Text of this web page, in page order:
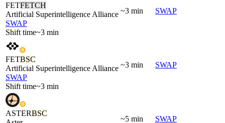
FETFETCH
Artificial Superintelligence Alliance
SWAP
Shift time~3 min
~3 min SWAP
FETBSC
Artificial Superintelligence Alliance
SWAP
Shift time~3 min
~3 min SWAP
ASTERBSC
~5 min SWAP